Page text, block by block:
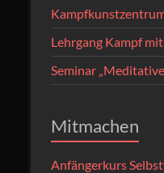
Lehrgang Kampf
Seminar
Mitmachen
Anfängerkurs